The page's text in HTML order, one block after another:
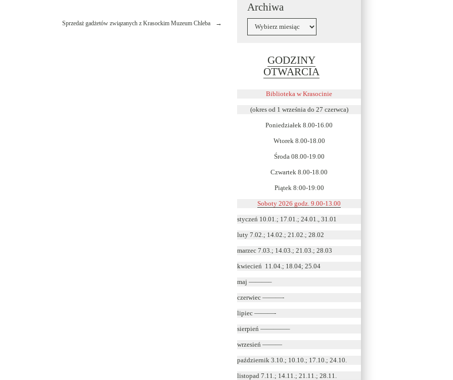
Sprzedaż gadżetów związanych z Krasockim Muzeum Chleba
Archiwa
GODZINY
OTWARCIA
się
w
oknie
Biblioteka w Krasocinie
(okres od 1 września do 27 czerwca)
Poniedziałek 8.00-16.00
Wtorek 8.00-18.00
Środa 08.00-19.00
Czwartek 8.00-18.00
Piątek 8:00-19:00
Soboty 2026 godz. 9.00-13.00
styczeń 10.01.; 17.01.; 24.01., 31.01
luty 7.02.; 14.02.; 21.02.; 28.02
marzec 7.03.; 14.03.; 21.03.; 28.03
kwiecień 11.04.; 18.04; 25.04
maj ———–
czerwiec ———-
lipiec ———-
sierpień ————–
wrzesień ———
październik 3.10.; 10.10.; 17.10.; 24.10.
listopad 7.11.; 14.11.; 21.11.; 28.11.